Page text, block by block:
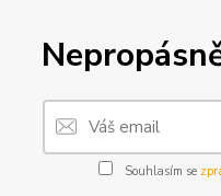
Souhlasím se